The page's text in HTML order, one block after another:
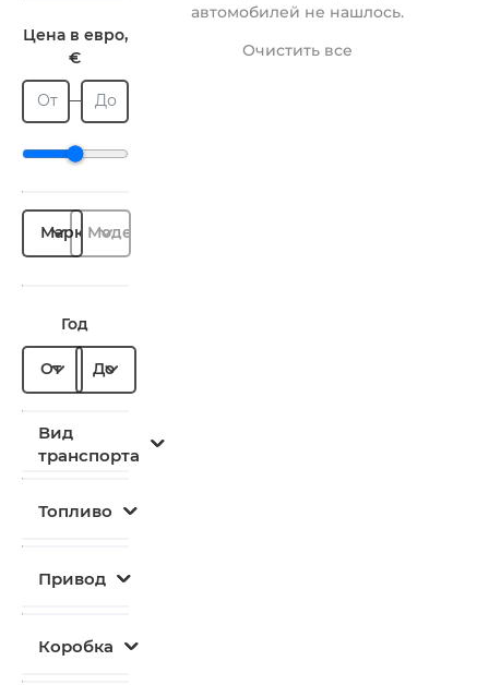
Цена в евро,
€
От До
МаркаМодель
Год
От До
Вид
транспорта
Топливо
Привод
Коробка
автомобилей не нашлось.
Очистить все